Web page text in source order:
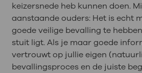
keizersnede heb kunnen doen.
aanstaande ouders: Het is echt
goede veilige bevalling te
stuit ligt. Als je maar goede
vertrouwt op jullie eigen
bevallingsproces en de juiste